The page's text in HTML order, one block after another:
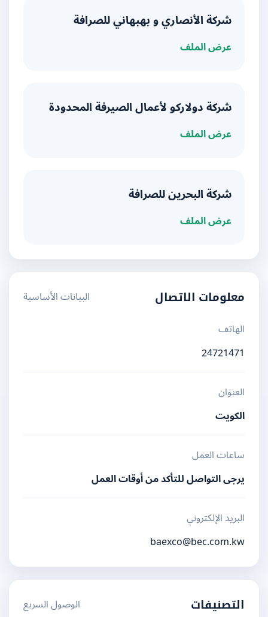
شركة الأنصاري و بهبهاني للصرافة
عرض الملف
شركة دولاركو لأعمال الصيرفة المحدودة
عرض الملف
شركة البحرين للصرافة
عرض الملف
معلومات الاتصال
البيانات الأساسية
الهاتف
24721471
العنوان
الكويت
ساعات العمل
يرجى التواصل للتأكد من أوقات العمل
البريد الإلكتروني
baexco@bec.com.kw
التصنيفات الوصول السريع